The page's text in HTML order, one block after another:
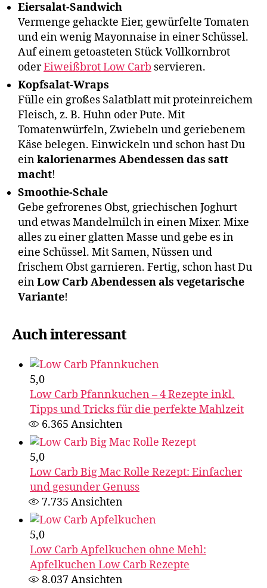
Eiersalat-Sandwich
Vermenge gehackte Eier, gewürfelte Tomaten
und ein wenig Mayonnaise in einer Schüssel.
Auf einem getoasteten Stück Vollkornbrot
oderEiweißbrot Low Carb servieren.
Kopfsalat-Wraps
Fülle ein großes Salatblatt mit proteinreichem
Fleisch, z. B. Huhn oder Pute. Mit
Tomatenwürfeln, Zwiebeln und geriebenem
Käse belegen. Einwickeln und schon hast Du
einkalorienarmes Abendessen das satt
macht!
Smoothie-Schale
Gebe gefrorenes Obst, griechischen Joghurt
und etwas Mandelmilch in einen Mixer. Mixe
alles zu einer glatten Masse und gebe es in
eine Schüssel. Mit Samen, Nüssen und
frischem Obst garnieren. Fertig, schon hast Du
einLow Carb Abendessen als vegetarische
Variante!
Auch interessant
5,0
Low Carb Pfannkuchen – 4 Rezepte inkl.
Tipps und Tricks für die perfekte Mahlzeit
6.365 Ansichten
5,0
Low Carb Big Mac Rolle Rezept: Einfacher
und gesunder Genuss
7.735 Ansichten
5,0
Low Carb Apfelkuchen ohne Mehl:
Apfelkuchen Low Carb Rezepte
8.037Ansichten